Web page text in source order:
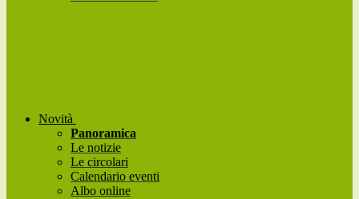
Novità
Panoramica
Le notizie
Le circolari
Calendario eventi
Albo online